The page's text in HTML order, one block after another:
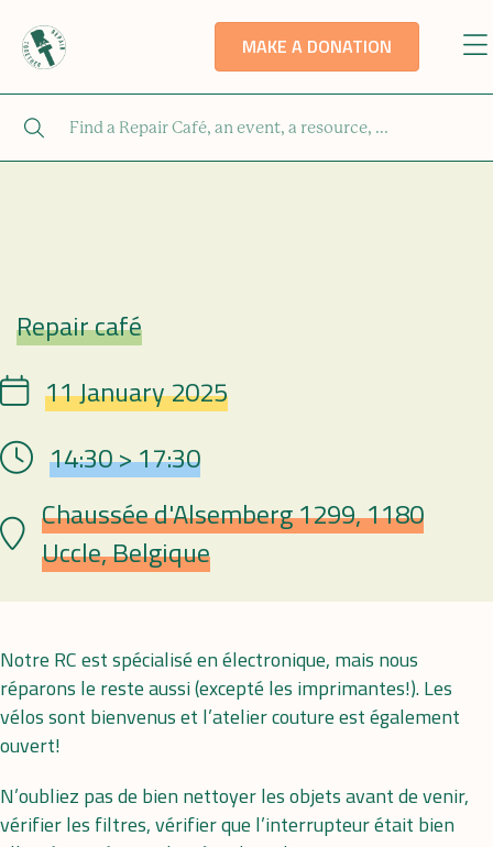
MAKE A DONATION
Repair Café
Repair café
Date 11 January 2025
Hour 14:30 > 17:30
Lieu Chaussée d'Alsemberg 1299, 1180
Uccle, Belgique
Notre RC est spécialisé en électronique, mais nous
réparons le reste aussi (excepté les imprimantes!). Les
vélos sont bienvenus et l’atelier couture est également
ouvert!
N’oubliez pas de bien nettoyer les objets avant de venir,
vérifier les filtres, vérifier que l’interrupteur était bien